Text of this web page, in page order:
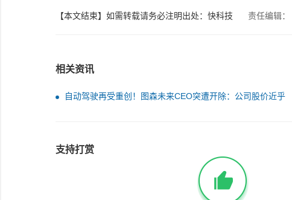
【本文结束】如需转载请务必注明出处：快科技 责任编辑：
相关资讯
自动驾驶再受重创！图森未来CEO突遭开除：公司股价近乎
支持打赏